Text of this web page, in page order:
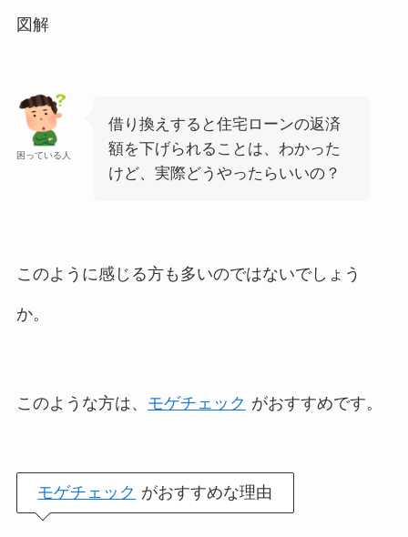
図解
困っている人
借り換えすると住宅ローンの返済
額を下げられることは、わかった
けど、実際どうやったらいいの？
このように感じる方も多いのではないでしょう
か。
このような方は、 モゲチェック がおすすめです。
モゲチェック がおすすめな理由